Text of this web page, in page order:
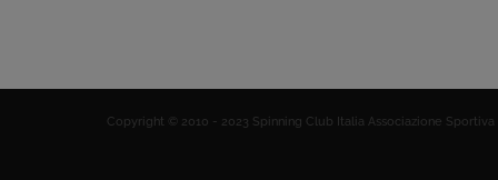
Copyright © 2010 - 2023 Spinning Club Italia Associazione Sportiva